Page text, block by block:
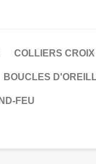
COLLIERS CROIX
BOUCLES
FEU